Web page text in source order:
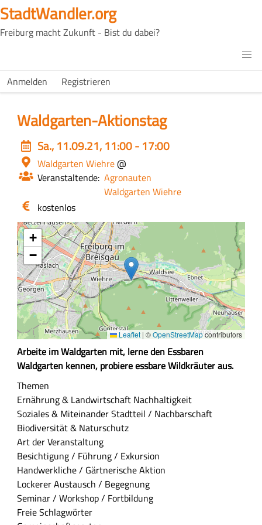
Direkt
zum
Inhalt
StadtWandler.org
Freiburg macht Zukunft - Bist du dabei?
Main
H4C
USER
Anmelden Registrieren
Waldgarten-Aktionstag
Event
date
Sa., 11.09.21, 11:00 - 17:00
Ort
Waldgarten Wiehre@
Veranstaltende Agronauten
Waldgarten Wiehre
Eintritt
/
Kosten
kostenlos
+
−
Leaflet | ©OpenStreetMapcontributors
Z
u
s
a
m
m
e
n
f
a
s
s
u
Arbeite im Waldgarten mit, lerne den Essbaren
Waldgarten kennen, probiere essbare Wildkräuter aus.
Themen
Ernährung & Landwirtschaft Nachhaltigkeit
Soziales & MiteinanderStadtteil / Nachbarschaft
Biodiversität & Naturschutz
Art der Veranstaltung
Besichtigung / Führung / Exkursion
Handwerkliche / Gärtnerische Aktion
Lockerer Austausch / Begegnung
Seminar / Workshop / Fortbildung
Freie Schlagwörter